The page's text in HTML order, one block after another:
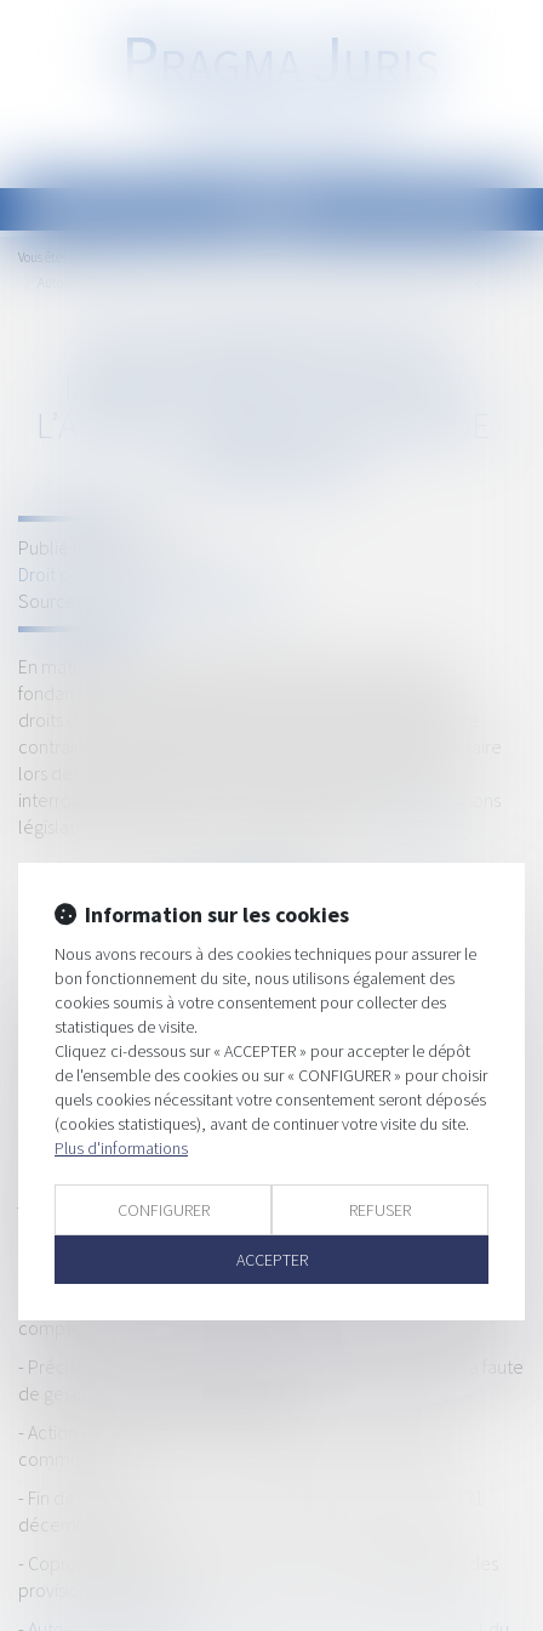
PRAGMA JURIS
Vous êtes ici :
L’ARTICLE L. 480-1 DU CODE DE
Publié le :
Droit public
Source :
En matière de constatation des infractions, un principe
fondamental découle de l’article 9 de la Déclaration des
droits de l’homme et du citoyen de 1789 : nul ne peut être
contraint de s’auto-incriminer, ce qui inclut le droit de se taire
lors des procédures pénales. Ce principe soulève des
interrogations quant à la conformité de certaines dispositions
législatives aux garanties constitutionnelles...
HISTORIQUE
Immobilier neuf en 2025 : un nouveau seuil pour la RE 2020
Intervention du juge-commissaire et clause attributive de
compétence : doit-il se déclarer incompétent ?
Manquement à l'obligation de délivrance conforme pour un
chemin d'accès non aménageable
compte
Précisions sur la responsabilité pour insuffisance d’actif, la faute
de gestion et l’interdiction de gérer
Action en revendication : précisions sur le rôle du juge-
commissaire
Fin de la procédure de continuité du guichet unique au 31
décembre 2024
Copropriété et mise en demeure : précision obligatoire des
provisions réclamées
Information sur les cookies
Nous avons recours à des cookies techniques pour assurer le
bon fonctionnement du site, nous utilisons également des
cookies soumis à votre consentement pour collecter des
statistiques de visite.
Cliquez ci-dessous sur « ACCEPTER » pour accepter le dépôt
de l'ensemble des cookies ou sur « CONFIGURER » pour choisir
quels cookies nécessitant votre consentement seront déposés
(cookies statistiques), avant de continuer votre visite du site.
Plus d'informations
CONFIGURER REFUSER
ACCEPTER